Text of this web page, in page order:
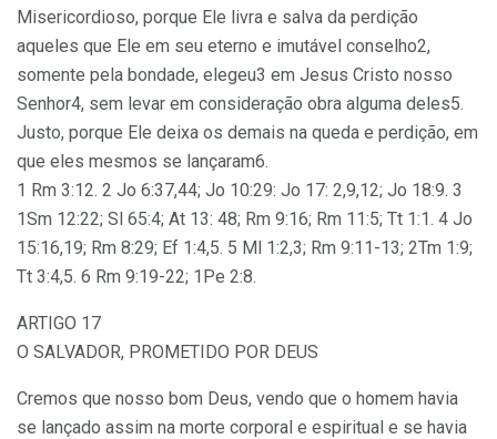
Misericordioso, porque Ele livra e salva da perdição
aqueles que Ele em seu eterno e imutável conselho2,
somente pela bondade, elegeu3 em Jesus Cristo nosso
Senhor4, sem levar em consideração obra alguma deles5.
Justo, porque Ele deixa os demais na queda e perdição, em
que eles mesmos se lançaram6.
1 Rm 3:12. 2 Jo 6:37,44; Jo 10:29: Jo 17: 2,9,12; Jo 18:9. 3
1Sm 12:22; Sl 65:4; At 13: 48; Rm 9:16; Rm 11:5; Tt 1:1. 4 Jo
15:16,19; Rm 8:29; Ef 1:4,5. 5 Ml 1:2,3; Rm 9:11-13; 2Tm 1:9;
Tt 3:4,5. 6 Rm 9:19-22; 1Pe 2:8.
ARTIGO 17
O SALVADOR, PROMETIDO POR DEUS
Cremos que nosso bom Deus, vendo que o homem havia
se lançado assim na morte corporal e espiritual e se havia